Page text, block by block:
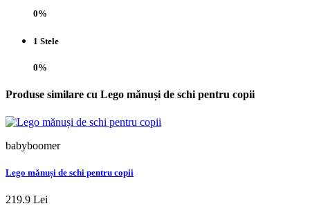
0%
1 Stele
0%
Produse similare cu Lego mănuși de schi pentru copii
babyboomer
Lego mănuși de schi pentru copii
219.9 Lei